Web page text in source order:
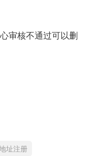
审核不通过可以删
址注册